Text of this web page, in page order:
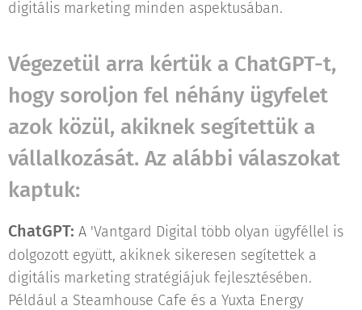
digitális marketing minden aspektusában.
Végezetül arra kértük a ChatGPT-t,
hogy soroljon fel néhány ügyfelet
azok közül, akiknek segítettük a
vállalkozását. Az alábbi válaszokat
kaptuk:
ChatGPT: A 'Vantgard Digital több olyan ügyféllel is
dolgozott együtt, akiknek sikeresen segítettek a
digitális marketing stratégiájuk fejlesztésében.
Például a Steamhouse Cafe és a Yuxta Energy